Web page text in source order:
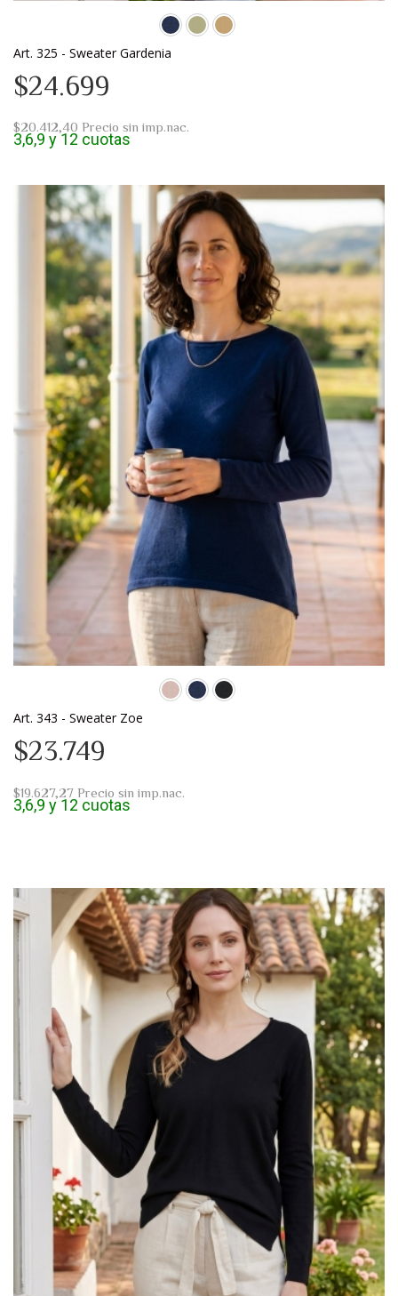
Art. 325 - Sweater Gardenia
$24.699
$20.412,40 Precio sin imp.nac.
3,6,9 y 12 cuotas
Art. 343 - Sweater Zoe
$23.749
$19.627,27 Precio sin imp.nac.
3,6,9 y 12 cuotas